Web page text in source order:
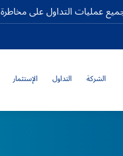
عمليات التداول على
الشركة التداول الإستثمار